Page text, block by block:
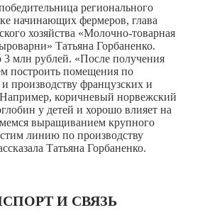
регионального
начинающих фермеров, глава
хозяйства «Молочно-товарная
Татьяна Горбаненко.
3 млн рублей. «После получения
построить помещения по
производству французских и
коричневый норвежский
у детей и хорошо влияет на
выращиванием крупного
линию по производству
Татьяна Горбаненко.
И СВЯЗЬ